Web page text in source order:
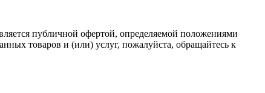
публичной офертой, определяемой положениями
товаров и (или) услуг, пожалуйста, обращайтесь к